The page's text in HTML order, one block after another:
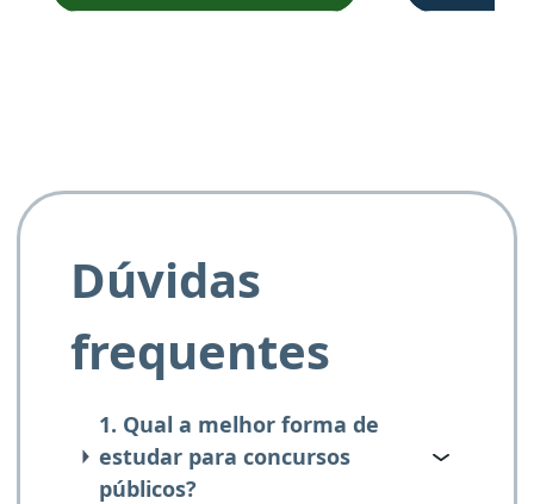
Dúvidas
frequentes
1. Qual a melhor forma de
estudar para concursos
públicos?